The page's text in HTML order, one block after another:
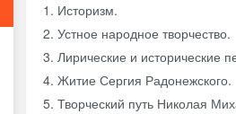
Историзм.
Устное народное творчество.
Лирические и исторические
Житие Сергия Радонежского.
Творческий путь Николая